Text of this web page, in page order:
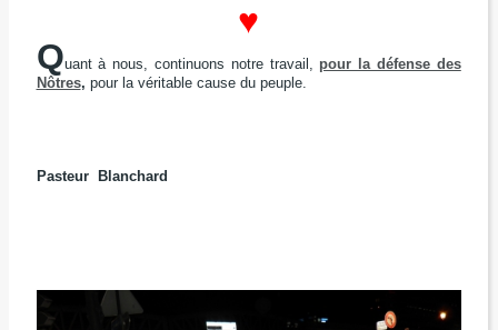
♥
Quant à nous, continuons notre travail, pour la défense des
Nôtres, pour la véritable cause du peuple.
Pasteur Blanchard